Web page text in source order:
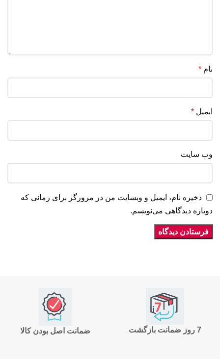
نام *
ایمیل *
وب‌ سایت
ذخیره نام، ایمیل و وبسایت من در مرورگر برای زمانی که
دوباره دیدگاهی می‌نویسم.
ضمانت اصل بودن کالا 7 روز ضمانت بازگشت